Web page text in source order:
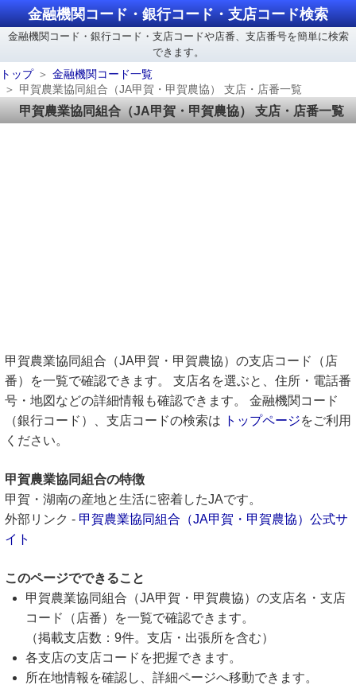
金融機関コード・銀行コード・支店コード検索
金融機関コード・銀行コード・支店コードや店番、支店番号を簡単に検索
できます。
トップ
金融機関コード一覧
甲賀農業協同組合（JA甲賀・甲賀農協） 支店・店番一覧
甲賀農業協同組合（JA甲賀・甲賀農協） 支店・店番一覧
甲賀農業協同組合（JA甲賀・甲賀農協）の支店コード（店
番）を一覧で確認できます。 支店名を選ぶと、住所・電話番
号・地図などの詳細情報も確認できます。 金融機関コード
（銀行コード）、支店コードの検索は
トップページをご利用
ください。
甲賀農業協同組合の特徴
甲賀・湖南の産地と生活に密着したJAです。
外部リンク - 甲賀農業協同組合（JA甲賀・甲賀農協）公式サ
イト
このページでできること
甲賀農業協同組合（JA甲賀・甲賀農協）の支店名・支店
コード（店番）を一覧で確認できます。
（掲載支店数：9件。支店・出張所を含む）
各支店の支店コードを把握できます。
所在地情報を確認し、詳細ページへ移動できます。